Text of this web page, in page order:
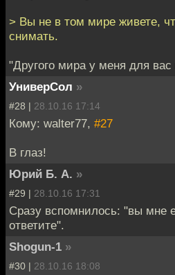
> Вы не в том мире живете,
снимать.
"Другого мира у меня для вас
УниверСол »
#28 | 28.10.16 17:14
Кому: walter77, #27
В глаз!
Юрий Б. А. »
#29 | 28.10.16 17:31
Сразу вспомнилось: "вы мне
ответите".
Shogun-1 »
#30 | 28.10.16 18:08